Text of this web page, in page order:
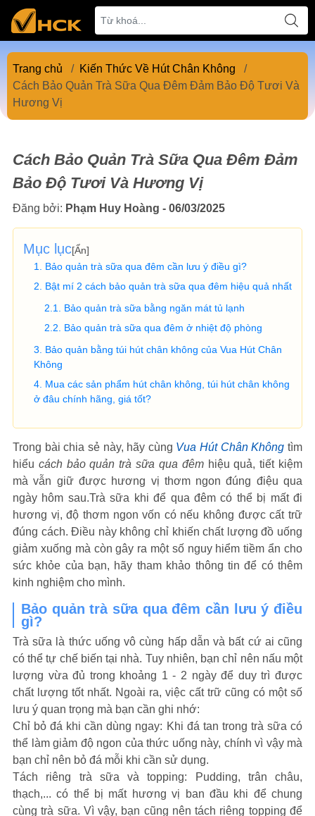
Trang chủ / Kiến Thức Về Hút Chân Không
/
Cách Bảo Quản Trà Sữa Qua Đêm Đảm Bảo Độ Tươi Và
Hương Vị
Cách Bảo Quản Trà Sữa Qua Đêm Đảm
Bảo Độ Tươi Và Hương Vị
Đăng bởi: Phạm Huy Hoàng - 06/03/2025
Mục lục[Ẩn]
Bảo quản trà sữa qua đêm cần lưu ý điều gì?
Bật mí 2 cách bảo quản trà sữa qua đêm hiệu quả nhất
Bảo quản trà sữa bằng ngăn mát tủ lạnh
Bảo quản trà sữa qua đêm ở nhiệt độ phòng
Bảo quản bằng túi hút chân không của Vua Hút Chân
Không
Mua các sản phẩm hút chân không, túi hút chân không
ở đâu chính hãng, giá tốt?
Trong bài chia sẻ này, hãy cùng Vua Hút Chân Không tìm
hiểu cách bảo quản trà sữa qua đêmhiệu quả, tiết kiệm
mà vẫn giữ được hương vị thơm ngon đúng điệu qua
ngày hôm sau.Trà sữa khi để qua đêm có thể bị mất đi
hương vị, độ thơm ngon vốn có nếu không được cất trữ
đúng cách. Điều này không chỉ khiến chất lượng đồ uống
giảm xuống mà còn gây ra một số nguy hiểm tiềm ẩn cho
sức khỏe của bạn, hãy tham khảo thông tin để có thêm
kinh nghiệm cho mình.
Bảo quản trà sữa qua đêm cần lưu ý điều
gì?
Trà sữa là thức uống vô cùng hấp dẫn và bất cứ ai cũng
có thể tự chế biến tại nhà. Tuy nhiên, bạn chỉ nên nấu một
lượng vừa đủ trong khoảng 1 - 2 ngày để duy trì được
chất lượng tốt nhất. Ngoài ra, việc cất trữ cũng có một số
lưu ý quan trọng mà bạn cần ghi nhớ:
Chỉ bỏ đá khi cần dùng ngay: Khi đá tan trong trà sữa có
thể làm giảm độ ngon của thức uống này, chính vì vậy mà
bạn chỉ nên bỏ đá mỗi khi cần sử dụng.
Tách riêng trà sữa và topping: Pudding, trân châu,
thạch,... có thể bị mất hương vị ban đầu khi để chung
cùng trà sữa. Vì vậy, bạn cũng nên tách riêng topping để